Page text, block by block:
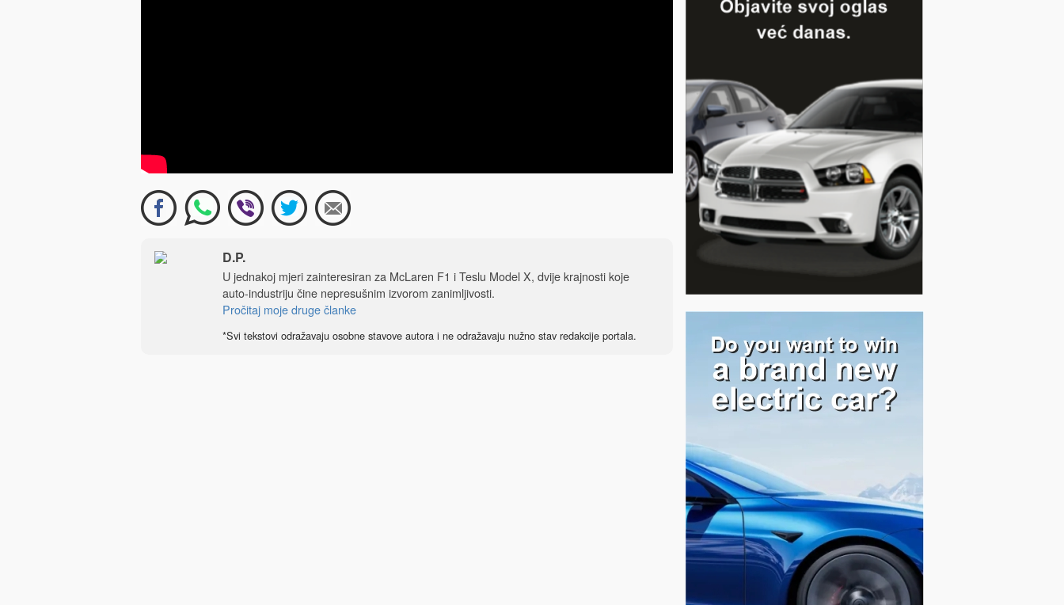
D.P.
U jednakoj mjeri zainteresiran za McLaren F1 i Teslu Model X, dvije krajnosti koje
auto-industriju čine nepresušnim izvorom zanimljivosti.
Pročitaj moje druge članke
*Svi tekstovi odražavaju osobne stavove autora i ne odražavaju nužno stav redakcije portala.